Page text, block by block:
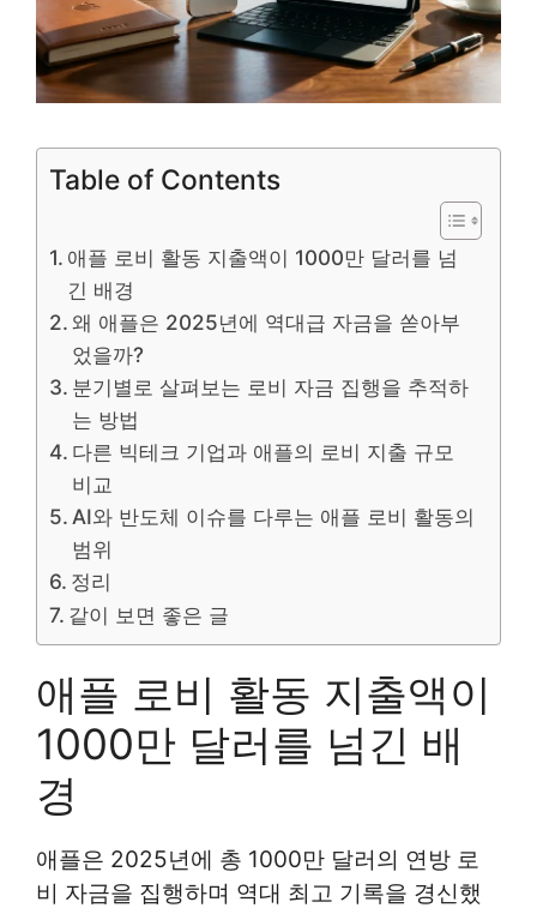
Table of Contents
애플 로비 활동 지출액이 1000만 달러를 넘
긴 배경
왜 애플은 2025년에 역대급 자금을 쏟아부
었을까?
분기별로 살펴보는 로비 자금 집행을 추적하
는 방법
다른 빅테크 기업과 애플의 로비 지출 규모
비교
AI와 반도체 이슈를 다루는 애플 로비 활동의
범위
정리
같이 보면 좋은 글
애플 로비 활동 지출액이
1000만 달러를 넘긴 배
경
애플은 2025년에 총 1000만 달러의 연방 로
비 자금을 집행하며 역대 최고 기록을 경신했